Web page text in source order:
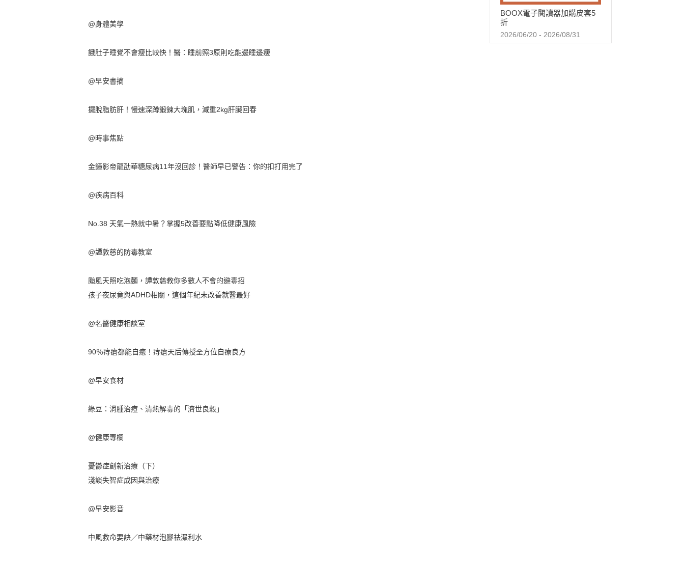
@身體美學
餓肚子睡覺不會瘦比較快！醫：睡前照3原則吃能邊睡邊瘦
@早安書摘
擺脫脂肪肝！慢速深蹲鍛鍊大塊肌，減重2kg肝臟回春
@時事焦點
金鐘影帝龍劭華糖尿病11年沒回診！醫師早已警告：你的扣打用完了
@疾病百科
No.38 天氣一熱就中暑？掌握5改善要點降低健康風險
@譚敦慈的防毒教室
颱風天照吃泡麵，譚敦慈教你多數人不會的避毒招
孩子夜尿竟與ADHD相關，這個年紀未改善就醫最好
@名醫健康相談室
90％痔瘡都能自癒！痔瘡天后傳授全方位自療良方
@早安食材
綠豆：消腫治痘、清熱解毒的「濟世良穀」
@健康專欄
憂鬱症創新治療（下）
淺談失智症成因與治療
@早安影音
中風救命要訣／中藥材泡腳祛濕利水
BOOX電子閱讀器加購皮套5
折
2026/06/20 - 2026/08/31